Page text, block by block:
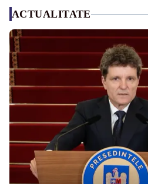
ACTUALITATE